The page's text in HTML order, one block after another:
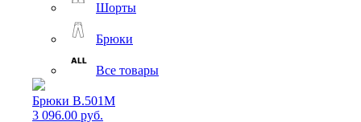
Шорты
Брюки
Все товары
Брюки B.501M
3 096.00 руб.